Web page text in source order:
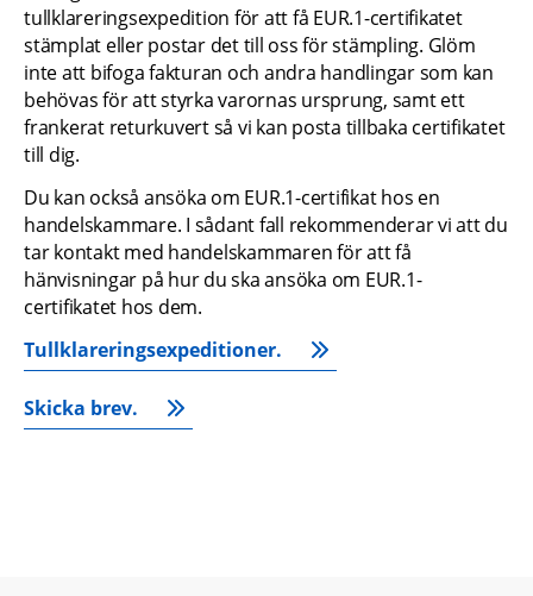
tullklareringsexpedition för att få EUR.1-certifikatet
stämplat eller postar det till oss för stämpling. Glöm
inte att bifoga fakturan och andra handlingar som kan
behövas för att styrka varornas ursprung, samt ett
frankerat returkuvert så vi kan posta tillbaka certifikatet
till dig.
Du kan också ansöka om EUR.1-certifikat hos en
handelskammare. I sådant fall rekommenderar vi att du
tar kontakt med handelskammaren för att få
hänvisningar på hur du ska ansöka om EUR.1-
certifikatet hos dem.
Tullklareringsexpeditioner.
Skicka brev.